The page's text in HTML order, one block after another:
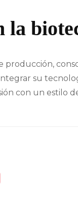
la
producción,
su
con un estilo